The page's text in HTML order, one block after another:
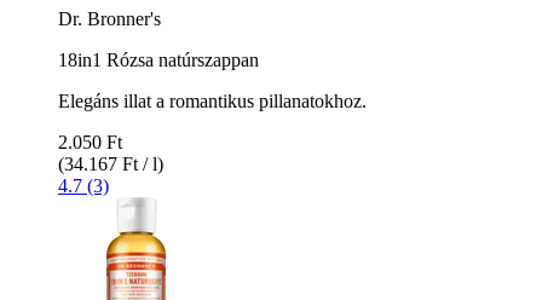
Dr. Bronner's
18in1 Rózsa natúrszappan
Elegáns illat a romantikus pillanatokhoz.
2.050 Ft
(34.167 Ft / l)
4.7 (3)